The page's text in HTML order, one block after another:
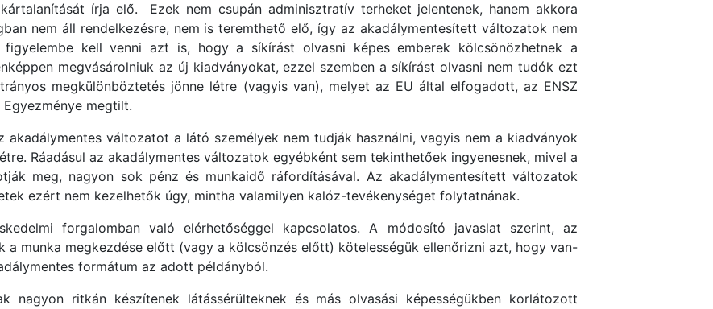
írja elő. Ezek nem csupán adminisztratív terheket jelentenek, hanem akkora
nem áll rendelkezésre, nem is teremthető elő, így az akadálymentesített változatok nem
kell venni azt is, hogy a síkírást olvasni képes emberek kölcsönözhetnek a
megvásárolniuk az új kiadványokat, ezzel szemben a síkírást olvasni nem tudók ezt
megkülönböztetés jönne létre (vagyis van), melyet az EU által elfogadott, az ENSZ
megtilt.
akadálymentes változatot a látó személyek nem tudják használni, vagyis nem a kiadványok
Ráadásul az akadálymentes változatok egyébként sem tekinthetőek ingyenesnek, mivel a
meg, nagyon sok pénz és munkaidő ráfordításával. Az akadálymentesített változatok
ezért nem kezelhetők úgy, mintha valamilyen kalóz-tevékenységet folytatnának.
forgalomban való elérhetőséggel kapcsolatos. A módosító javaslat szerint, az
munka megkezdése előtt (vagy a kölcsönzés előtt) kötelességük ellenőrizni azt, hogy van-
formátum az adott példányból.
nagyon ritkán készítenek látássérülteknek és más olvasási képességükben korlátozott